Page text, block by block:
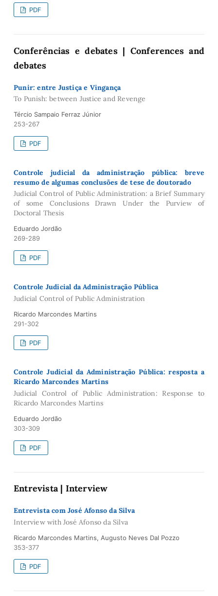
PDF
Conferências e debates | Conferences and
debates
Punir: entre Justiça e Vingança
To Punish: between Justice and Revenge
Tércio Sampaio Ferraz Júnior
253-267
PDF
Controle judicial da administração pública: breve
resumo de algumas conclusões de tese de doutorado
Judicial Control of Public Administration: a Brief Summary
of some Conclusions Drawn Under the Purview of
Doctoral Thesis
Eduardo Jordão
269-289
PDF
Controle Judicial da Administração Pública
Judicial Control of Public Administration
Ricardo Marcondes Martins
291-302
PDF
Controle Judicial da Administração Pública: resposta a
Ricardo Marcondes Martins
Judicial Control of Public Administration: Response to
Ricardo Marcondes Martins
Eduardo Jordão
303-309
PDF
Entrevista | Interview
Entrevista com José Afonso da Silva
Interview with José Afonso da Silva
Ricardo Marcondes Martins, Augusto Neves Dal Pozzo
353-377
PDF